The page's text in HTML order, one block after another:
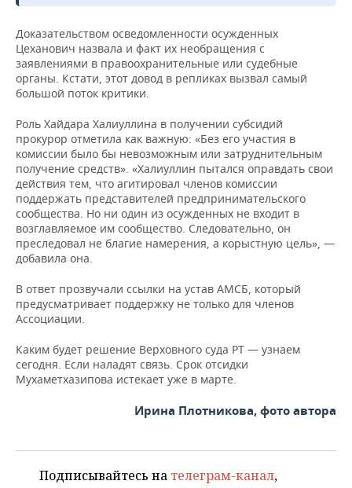
Доказательством осведомленности осужденных
Цеханович назвала и факт их необращения с
заявлениями в правоохранительные или судебные
органы. Кстати, этот довод в репликах вызвал самый
большой поток критики.
Роль Хайдара Халиуллина в получении субсидий
прокурор отметила как важную: «Без его участия в
комиссии было бы невозможным или затруднительным
получение средств». «Халиуллин пытался оправдать свои
действия тем, что агитировал членов комиссии
поддержать представителей предпринимательского
сообщества. Но ни один из осужденных не входит в
возглавляемое им сообщество. Следовательно, он
преследовал не благие намерения, а корыстную цель», —
добавила она.
В ответ прозвучали ссылки на устав АМСБ, который
предусматривает поддержку не только для членов
Ассоциации.
Каким будет решение Верховного суда РТ — узнаем
сегодня. Если наладят связь. Срок отсидки
Мухаметхазипова истекает уже в марте.
Ирина Плотникова, фото автора
Подписывайтесь на телеграм-канал,